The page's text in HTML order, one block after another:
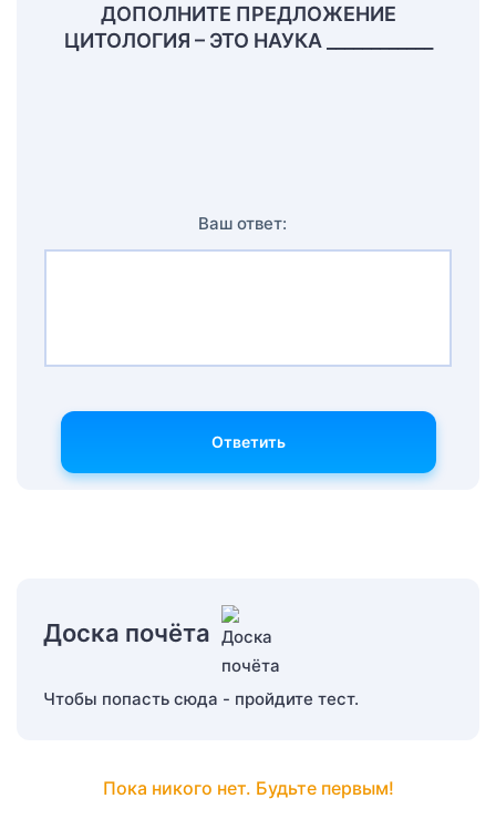
ДОПОЛНИТЕ ПРЕДЛОЖЕНИЕ
ЦИТОЛОГИЯ – ЭТО НАУКА ____________
Ваш ответ:
Ответить
Доска почёта
Чтобы попасть сюда - пройдите тест.
Пока никого нет. Будьте первым!